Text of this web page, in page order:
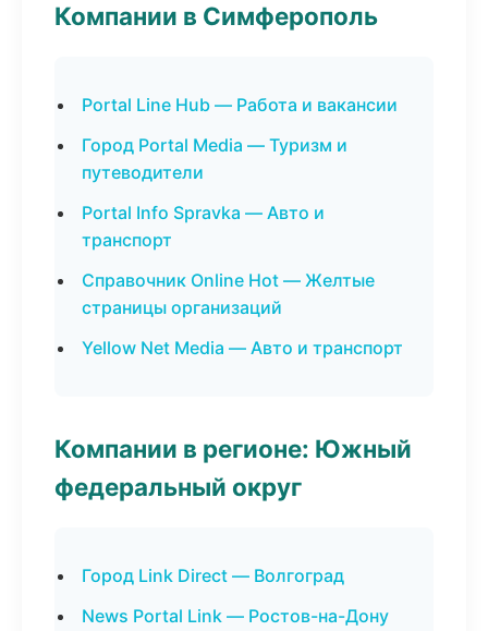
Компании в Симферополь
Portal Line Hub — Работа и вакансии
Город Portal Media — Туризм и
путеводители
Portal Info Spravka — Авто и
транспорт
Справочник Online Hot — Желтые
страницы организаций
Yellow Net Media — Авто и транспорт
Компании в регионе: Южный
федеральный округ
Город Link Direct — Волгоград
News Portal Link — Ростов-на-Дону